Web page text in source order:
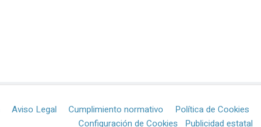
Aviso Legal Cumplimiento normativo Política de Cookies
Configuración de Cookies
Publicidad estatal